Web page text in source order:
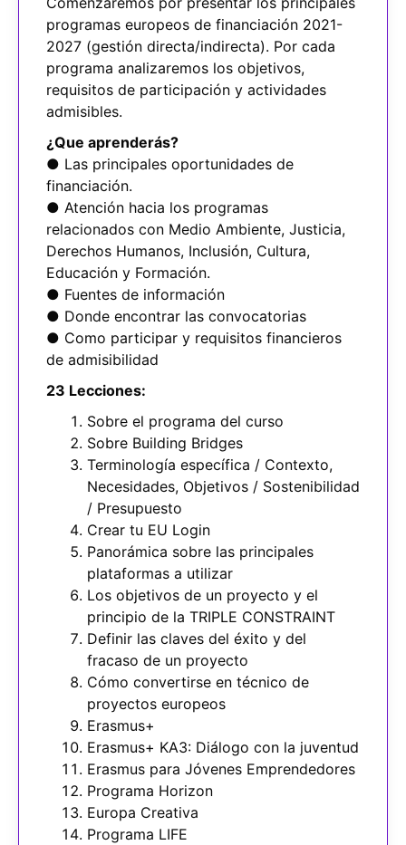
programas europeos de financiación 2021-
2027 (gestión directa/indirecta). Por cada
programa analizaremos los objetivos,
requisitos de participación y actividades
admisibles.
¿Que aprenderás?
● Las principales oportunidades de
financiación.
● Atención hacia los programas
relacionados con Medio Ambiente, Justicia,
Derechos Humanos, Inclusión, Cultura,
Educación y Formación.
● Fuentes de información
● Donde encontrar las convocatorias
● Como participar y requisitos financieros
de admisibilidad
23 Lecciones:
Sobre el programa del curso
Sobre Building Bridges
Terminología específica / Contexto,
Necesidades, Objetivos / Sostenibilidad
/ Presupuesto
Crear tu EU Login
Panorámica sobre las principales
plataformas a utilizar
Los objetivos de un proyecto y el
principio de la TRIPLE CONSTRAINT
Definir las claves del éxito y del
fracaso de un proyecto
Cómo convertirse en técnico de
proyectos europeos
Erasmus+
Erasmus+ KA3: Diálogo con la juventud
Erasmus para Jóvenes Emprendedores
Programa Horizon
Europa Creativa
Programa LIFE